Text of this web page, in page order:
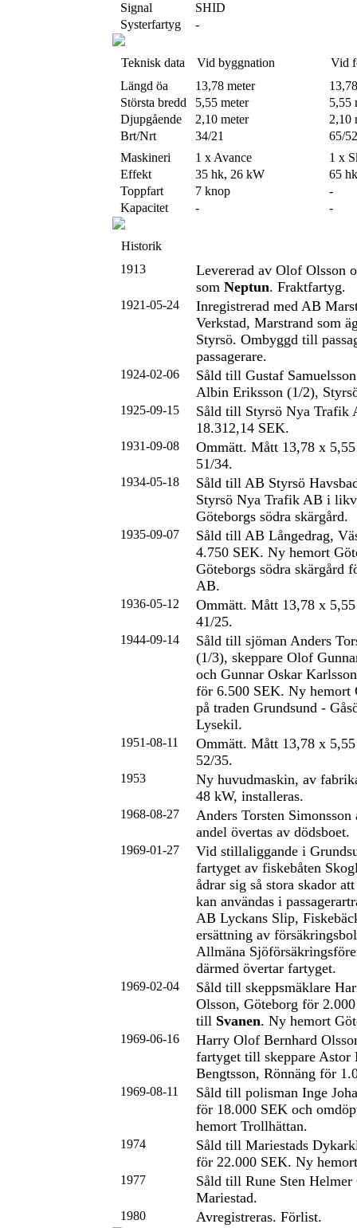
Signal
SHID
Systerfartyg
-
Teknisk data Vid byggnation
Vid
Längd öa
13,78 meter
Största bredd
5,55 meter
5,55
Djupgående
2,10 meter
2,10
Brt/Nrt
34/21
65/52
Maskineri
1 x Avance
1 x
Effekt
35 hk, 26 kW
65
Toppfart
7 knop
-
Kapacitet
- -
Historik
1913
Levererad av Olof Olsson
som Neptun. Fraktfartyg.
1921-05-24
Inregistrerad med AB
Verkstad, Marstrand som
Styrsö. Ombyggd till
passagerare.
1924-02-06
Såld till Gustaf
Albin Eriksson (1/2),
1925-09-15
Såld till Styrsö Nya Trafik
18.312,14 SEK.
1931-09-08
Ommätt. Mått 13,78 x 5,55
51/34.
1934-05-18
Såld till AB Styrsö
Styrsö Nya Trafik AB i
Göteborgs södra skärgård.
1935-09-07
Såld till AB Långedrag,
4.750 SEK. Ny hemort
Göteborgs södra skärgård
AB.
1936-05-12
Ommätt. Mått 13,78 x 5,55
41/25.
1944-09-14
Såld till sjöman Anders
(1/3), skeppare Olof
och Gunnar Oskar
för 6.500 SEK. Ny hemort
på traden Grundsund -
Lysekil.
1951-08-11
Ommätt. Mått 13,78 x 5,55
52/35.
1953
Ny huvudmaskin, av
48 kW, installeras.
1968-08-27
Anders Torsten Simonsson
andel övertas av dödsboet.
1969-01-27
Vid stillaliggande i
fartyget av fiskebåten
ådrar sig så stora skador
kan användas i
AB Lyckans Slip,
ersättning av
Allmäna
därmed övertar fartyget.
1969-02-04
Såld till skeppsmäklare
Olsson, Göteborg för
till Svanen. Ny hemort
1969-06-16
Harry Olof Bernhard
fartyget till skeppare Astor
Bengtsson, Rönnäng för
1969-08-11
Såld till polisman Inge
för 18.000 SEK och
hemort Trollhättan.
1974
Såld till Mariestads
för 22.000 SEK. Ny
1977
Såld till Rune Sten Helmer
Mariestad.
1980 Avregistreras. Förlist.